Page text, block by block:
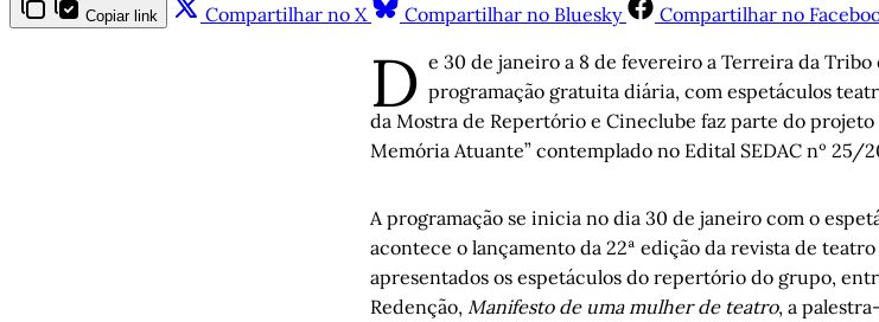
Copiar link Compartilhar no X Compartilhar no Bluesky Compartilhar no
D e 30 de janeiro a 8 de fevereiro a Terreira da
programação gratuita diária, com espetáculos
da Mostra de Repertório e Cineclube faz parte do
Memória Atuante” contemplado no Edital SEDAC nº 25/
A programação se inicia no dia 30 de janeiro com o
acontece o lançamento da 22ª edição da revista de
apresentados os espetáculos do repertório do grupo,
Redenção, Manifesto de uma mulher de teatro, a